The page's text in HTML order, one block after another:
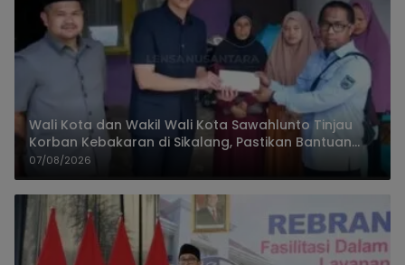
Wali Kota dan Wakil Wali Kota Sawahlunto Tinjau
Korban Kebakaran di Sikalang, Pastikan Bantuan
dan Perkuat Mitigasi Bencana
07/08/2026